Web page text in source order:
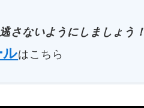
さないようにしましょう！
はこちら